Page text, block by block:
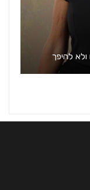
ולא להיפך